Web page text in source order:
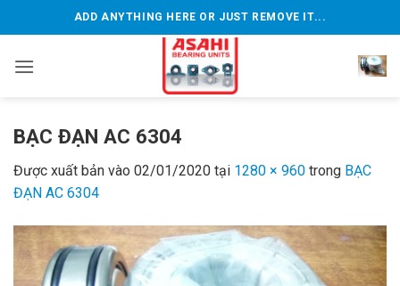
qua
dung
ADD ANYTHING HERE OR JUST REMOVE IT...
BẠC ĐẠN AC 6304
Được xuất bản vào 02/01/2020 tại 1280 × 960 trong BẠC
ĐẠN AC 6304